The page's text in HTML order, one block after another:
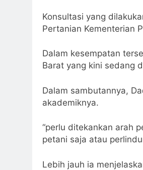
Konsultasi yang
Pertanian Kementerian
Dalam kesempatan
Barat yang kini sedang
Dalam sambutannya,
akademiknya.
“perlu ditekankan arah
petani saja atau
Lebih jauh ia